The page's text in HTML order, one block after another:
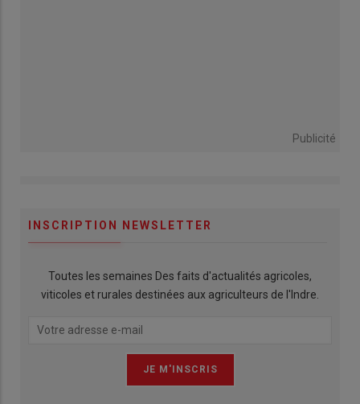
Publicité
INSCRIPTION NEWSLETTER
Toutes les semaines Des faits d'actualités agricoles,
viticoles et rurales destinées aux agriculteurs de l'Indre.